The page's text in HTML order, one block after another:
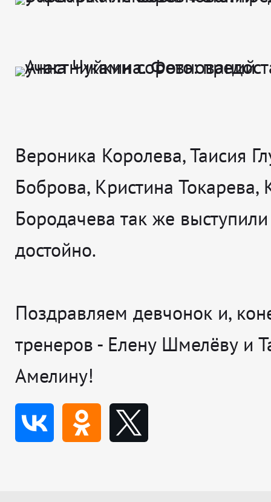
Вероника Королева, Таисия
Боброва, Кристина Токарева,
Бородачева так же
достойно.
Поздравляем девчонок и,
тренеров - Елену Шмелёву и
Амелину!